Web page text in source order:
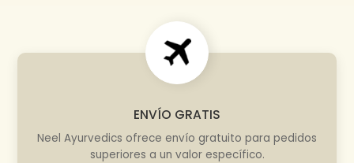
ENVÍO GRATIS
Neel Ayurvedics ofrece envío gratuito para pedidos
superiores a un valor específico.